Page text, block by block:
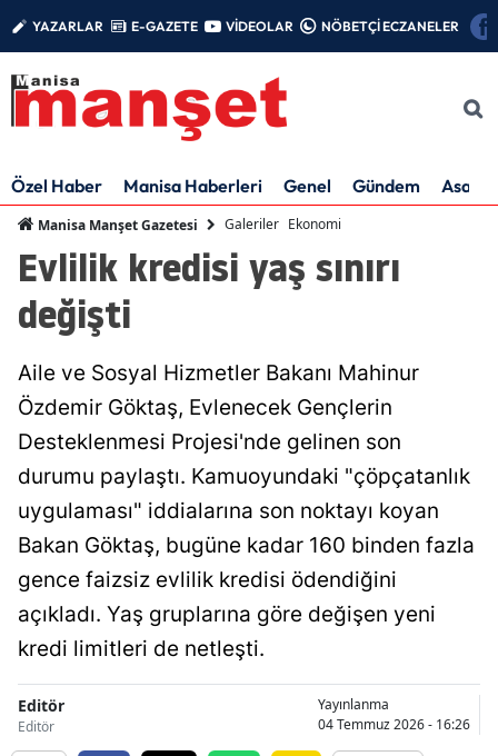
YAZARLAR E-GAZETE VİDEOLAR NÖBETÇİ ECZANELER
Özel Haber Manisa Haberleri Genel Gündem Asayiş
Manisa Manşet Gazetesi Galeriler Ekonomi
Evlilik kredisi yaş sınırı
değişti
Aile ve Sosyal Hizmetler Bakanı Mahinur
Özdemir Göktaş, Evlenecek Gençlerin
Desteklenmesi Projesi'nde gelinen son
durumu paylaştı. Kamuoyundaki "çöpçatanlık
uygulaması" iddialarına son noktayı koyan
Bakan Göktaş, bugüne kadar 160 binden fazla
gence faizsiz evlilik kredisi ödendiğini
açıkladı. Yaş gruplarına göre değişen yeni
kredi limitleri de netleşti.
Editör
Editör
Yayınlanma
04 Temmuz 2026 - 16:26